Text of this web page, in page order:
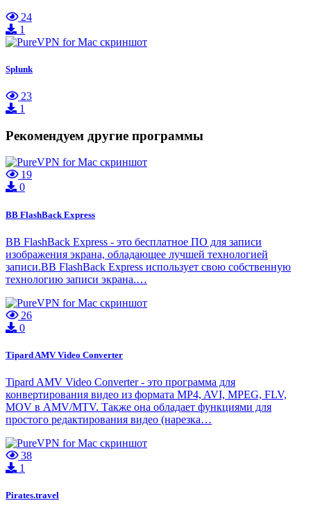
24
1
Splunk
23
1
Рекомендуем другие программы
19
0
BB FlashBack Express
BB FlashBack Express - это бесплатное ПО для записи
изображения экрана, обладающее лучшей технологией
записи.BB FlashBack Express использует свою собственную
технологию записи экрана.…
26
0
Tipard AMV Video Converter
Tipard AMV Video Converter - это программа для
конвертирования видео из формата MP4, AVI, MPEG, FLV,
MOV в AMV/MTV. Также она обладает функциями для
простого редактирования видео (нарезка…
38
1
Pirates.travel